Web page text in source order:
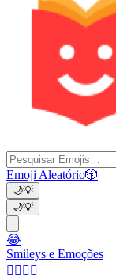
Emoji Aleatório🎲
🌙💡
🌙💡
😂
Smileys e Emoções
👩‍❤️‍💋‍👨